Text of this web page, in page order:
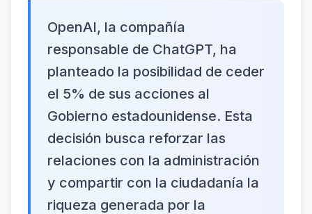
OpenAI, la compañía
responsable de ChatGPT, ha
planteado la posibilidad de ceder
el 5% de sus acciones al
Gobierno estadounidense. Esta
decisión busca reforzar las
relaciones con la administración
y compartir con la ciudadanía la
riqueza generada por la